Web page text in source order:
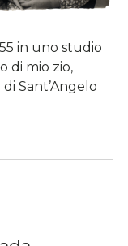
in uno studio
di mio zio,
Sant’Angelo